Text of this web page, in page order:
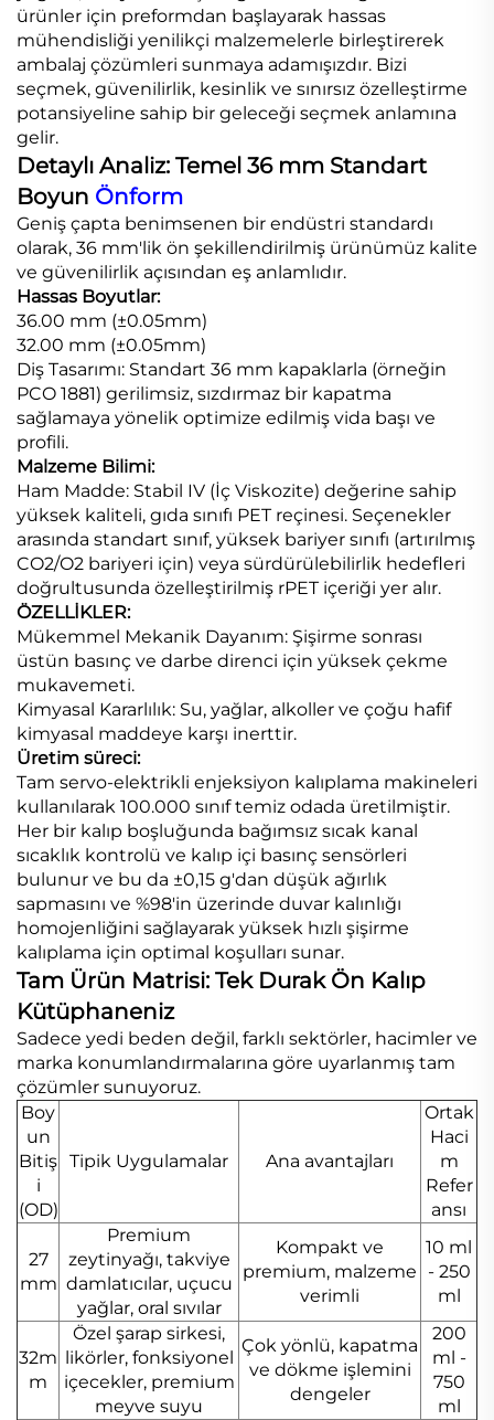
ürünler için preformdan başlayarak hassas
mühendisliği yenilikçi malzemelerle birleştirerek
ambalaj çözümleri sunmaya adamışızdır. Bizi
seçmek, güvenilirlik, kesinlik ve sınırsız özelleştirme
potansiyeline sahip bir geleceği seçmek anlamına
gelir.
Detaylı Analiz: Temel 36 mm Standart
Boyun Önform
Geniş çapta benimsenen bir endüstri standardı
olarak, 36 mm'lik ön şekillendirilmiş ürünümüz kalite
ve güvenilirlik açısından eş anlamlıdır.
Hassas Boyutlar:
36.00 mm (±0.05mm)
32.00 mm (±0.05mm)
Diş Tasarımı: Standart 36 mm kapaklarla (örneğin
PCO 1881) gerilimsiz, sızdırmaz bir kapatma
sağlamaya yönelik optimize edilmiş vida başı ve
profili.
Malzeme Bilimi:
Ham Madde: Stabil IV (İç Viskozite) değerine sahip
yüksek kaliteli, gıda sınıfı PET reçinesi. Seçenekler
arasında standart sınıf, yüksek bariyer sınıfı (artırılmış
CO2/O2 bariyeri için) veya sürdürülebilirlik hedefleri
doğrultusunda özelleştirilmiş rPET içeriği yer alır.
ÖZELLİKLER:
Mükemmel Mekanik Dayanım: Şişirme sonrası
üstün basınç ve darbe direnci için yüksek çekme
mukavemeti.
Kimyasal Kararlılık: Su, yağlar, alkoller ve çoğu hafif
kimyasal maddeye karşı inerttir.
Üretim süreci:
Tam servo-elektrikli enjeksiyon kalıplama makineleri
kullanılarak 100.000 sınıf temiz odada üretilmiştir.
Her bir kalıp boşluğunda bağımsız sıcak kanal
sıcaklık kontrolü ve kalıp içi basınç sensörleri
bulunur ve bu da ±0,15 g'dan düşük ağırlık
sapmasını ve %98'in üzerinde duvar kalınlığı
homojenliğini sağlayarak yüksek hızlı şişirme
kalıplama için optimal koşulları sunar.
Tam Ürün Matrisi: Tek Durak Ön Kalıp
Kütüphaneniz
Sadece yedi beden değil, farklı sektörler, hacimler ve
marka konumlandırmalarına göre uyarlanmış tam
çözümler sunuyoruz.
Boy
un
Bitiş
i
(OD)
Tipik Uygulamalar Ana avantajları
Ortak
Haci
m
Refer
ansı
27
mm
Premium
zeytinyağı, takviye
damlatıcılar, uçucu
yağlar, oral sıvılar
Kompakt ve
premium, malzeme
verimli
10 ml
- 250
ml
32m
m
Özel şarap sirkesi,
likörler, fonksiyonel
içecekler, premium
meyve suyu
Çok yönlü, kapatma
ve dökme işlemini
dengeler
200
ml -
750
ml